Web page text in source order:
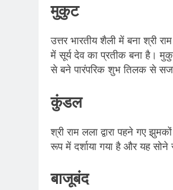
मुकुट
उत्तर भारतीय शैली में बना श्री
में सूर्य देव का प्रतीक बना है।
से बने पारंपरिक शुभ तिलक से
कुंडल
श्री राम लला द्वारा पहने गए
रूप में दर्शाया गया है और यह सोने
बाजूबंद